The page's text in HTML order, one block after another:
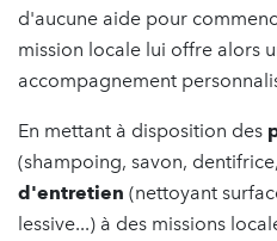
d'aucune aide pour
mission locale lui offre alors
accompagnement
En mettant à disposition des
(shampoing, savon,
d'entretien (nettoyant
lessive...) à des missions